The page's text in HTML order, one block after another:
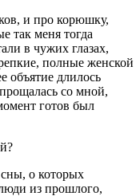
и про корюшку,
так меня тогда
в чужих глазах,
полные женской
объятие длилось
со мной,
готов был
о которых
из прошлого,